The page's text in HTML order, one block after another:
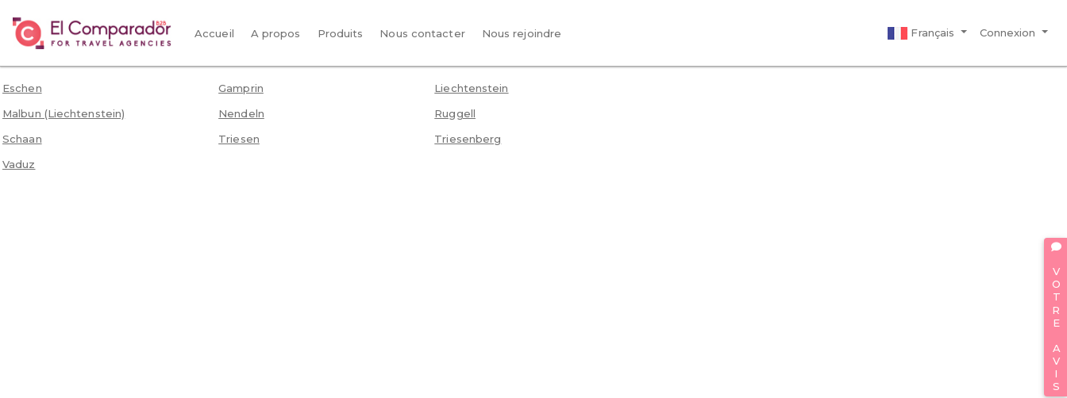
Accueil A propos Produits Nous contacter Nous rejoindre Français Connexion
Eschen Gamprin
Liechtenstein
Malbun (Liechtenstein)
Nendeln
Ruggell
Schaan
Triesen
Triesenberg
Vaduz
VOTRE AVIS